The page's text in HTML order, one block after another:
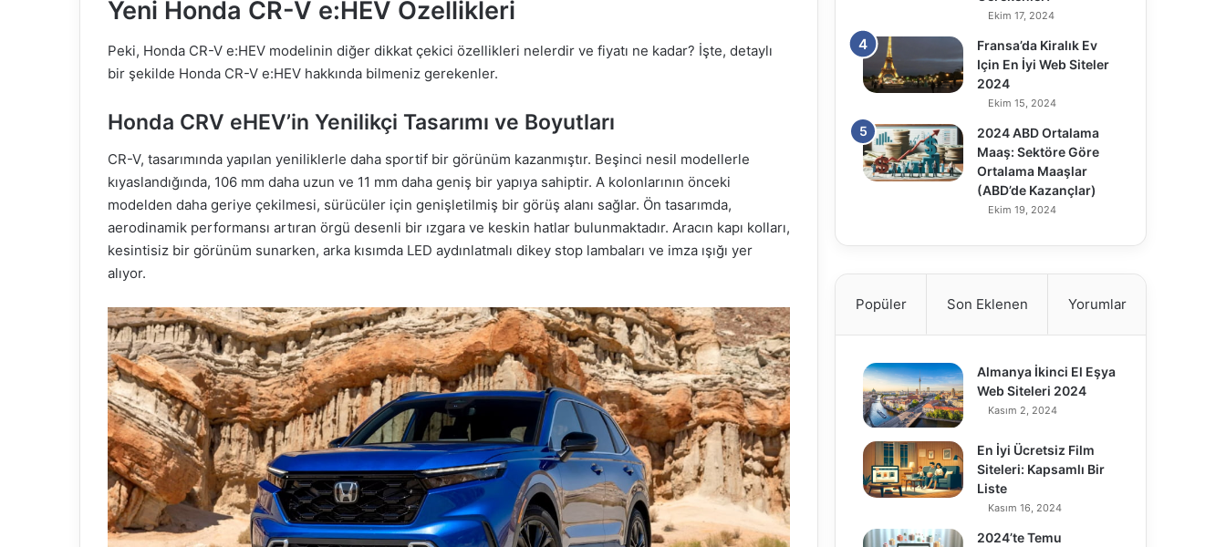
Yeni Honda CR-V e:HEV Özellikleri
Peki, Honda CR-V e:HEV modelinin diğer dikkat çekici özellikleri nelerdir ve fiyatı ne kadar? İşte, detaylı
bir şekilde Honda CR-V e:HEV hakkında bilmeniz gerekenler.
Honda CRV eHEV’in Yenilikçi Tasarımı ve Boyutları
CR-V, tasarımında yapılan yeniliklerle daha sportif bir görünüm kazanmıştır. Beşinci nesil modellerle
kıyaslandığında, 106 mm daha uzun ve 11 mm daha geniş bir yapıya sahiptir. A kolonlarının önceki
modelden daha geriye çekilmesi, sürücüler için genişletilmiş bir görüş alanı sağlar. Ön tasarımda,
aerodinamik performansı artıran örgü desenli bir ızgara ve keskin hatlar bulunmaktadır. Aracın kapı kolları,
kesintisiz bir görünüm sunarken, arka kısımda LED aydınlatmalı dikey stop lambaları ve imza ışığı yer
alıyor.
Ekim 17, 2024
Fransa’da Kiralık Ev
Için En İyi Web Siteler
2024
Ekim 15, 2024
2024 ABD Ortalama
Maaş: Sektöre Göre
Ortalama Maaşlar
(ABD’de Kazançlar)
Ekim 19, 2024
Popüler Son Eklenen Yorumlar
Almanya İkinci El Eşya
Web Siteleri 2024
Kasım 2, 2024
En İyi Ücretsiz Film
Siteleri: Kapsamlı Bir
Liste
Kasım 16, 2024
2024’te Temu